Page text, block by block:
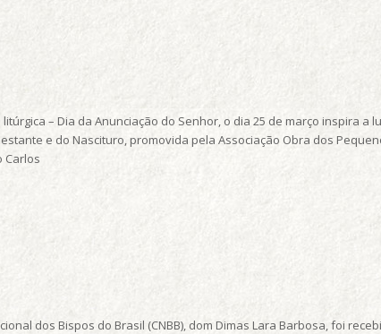
– Dia da Anunciação do Senhor, o dia 25 de março inspira
e do Nascituro, promovida pela Associação Obra dos
Carlos
dos Bispos do Brasil (CNBB), dom Dimas Lara Barbosa, foi